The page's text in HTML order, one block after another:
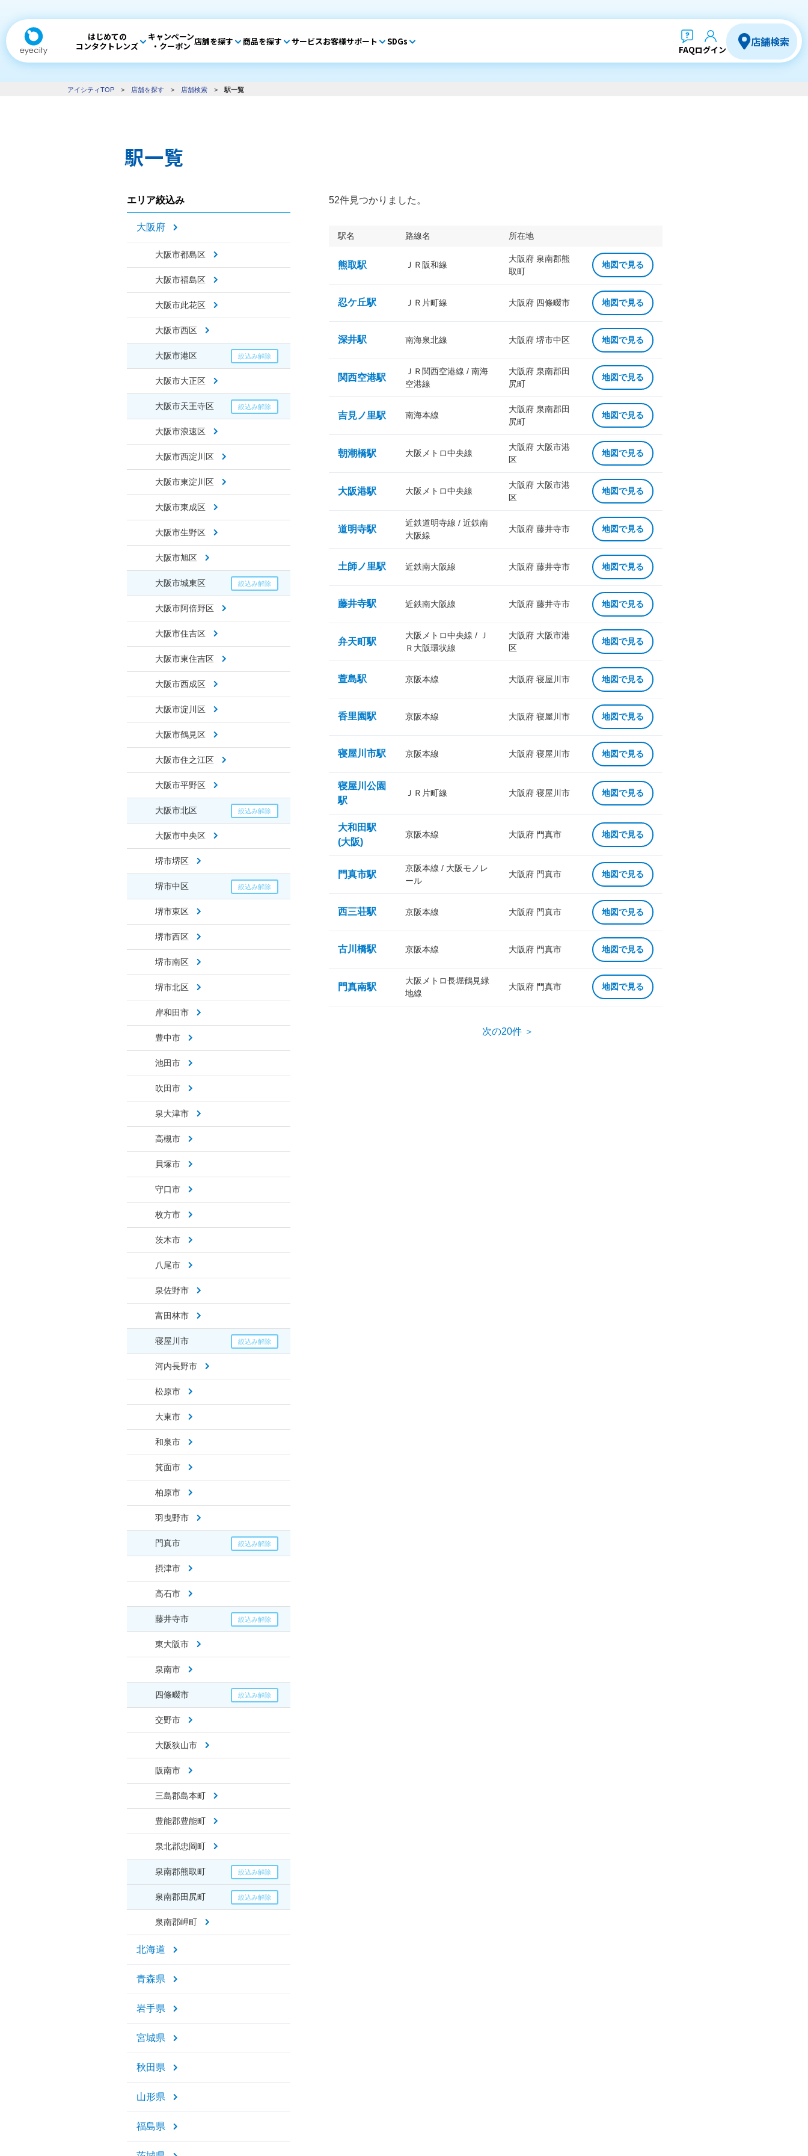
はじめての
コンタクトレンズ
キャンペーン
・クーポン 店舗を探す 商品を探す サービスお客様サポート SDGs
FAQログイン
店舗検索
アイシティTOP > 店舗を探す > 店舗検索 > 駅一覧
駅一覧
エリア絞込み
大阪府
大阪市都島区
大阪市福島区
大阪市此花区
大阪市西区
大阪市港区
大阪市大正区
大阪市天王寺区
大阪市浪速区
大阪市西淀川区
大阪市東淀川区
大阪市東成区
大阪市生野区
大阪市旭区
大阪市城東区
大阪市阿倍野区
大阪市住吉区
大阪市東住吉区
大阪市西成区
大阪市淀川区
大阪市鶴見区
大阪市住之江区
大阪市平野区
大阪市北区
大阪市中央区
堺市堺区
堺市中区
堺市東区
堺市西区
堺市南区
堺市北区
岸和田市
豊中市
池田市
吹田市
泉大津市
高槻市
貝塚市
守口市
枚方市
茨木市
八尾市
泉佐野市
富田林市
寝屋川市
河内長野市
松原市
大東市
和泉市
箕面市
柏原市
羽曳野市
門真市
摂津市
高石市
藤井寺市
東大阪市
泉南市
四條畷市
交野市
大阪狭山市
阪南市
三島郡島本町
豊能郡豊能町
泉北郡忠岡町
泉南郡熊取町
泉南郡田尻町
泉南郡岬町
北海道
青森県
岩手県
宮城県
秋田県
山形県
福島県
52件見つかりました。
駅名 路線名 所在地
熊取駅 ＪＲ阪和線
大阪府 泉南郡熊
取町
地図で見る
忍ケ丘駅 ＪＲ片町線 大阪府 四條畷市 地図で見る
深井駅 南海泉北線 大阪府 堺市中区 地図で見る
関西空港駅
ＪＲ関西空港線 / 南海
空港線
大阪府 泉南郡田
尻町
地図で見る
吉見ノ里駅 南海本線
大阪府 泉南郡田
尻町
地図で見る
朝潮橋駅 大阪メトロ中央線
大阪府 大阪市港
区
地図で見る
大阪港駅 大阪メトロ中央線
大阪府 大阪市港
区
地図で見る
道明寺駅
近鉄道明寺線 / 近鉄南
大阪線
大阪府 藤井寺市 地図で見る
土師ノ里駅 近鉄南大阪線 大阪府 藤井寺市 地図で見る
藤井寺駅 近鉄南大阪線 大阪府 藤井寺市 地図で見る
弁天町駅
大阪メトロ中央線 / Ｊ
Ｒ大阪環状線
大阪府 大阪市港
区
地図で見る
萱島駅 京阪本線 大阪府 寝屋川市 地図で見る
香里園駅 京阪本線 大阪府 寝屋川市 地図で見る
寝屋川市駅 京阪本線 大阪府 寝屋川市 地図で見る
寝屋川公園
駅
ＪＲ片町線 大阪府 寝屋川市 地図で見る
大和田駅
(大阪)
京阪本線 大阪府 門真市 地図で見る
門真市駅
京阪本線 / 大阪モノレ
ール
大阪府 門真市 地図で見る
西三荘駅 京阪本線 大阪府 門真市 地図で見る
古川橋駅 京阪本線 大阪府 門真市 地図で見る
門真南駅
大阪メトロ長堀鶴見緑
地線
大阪府 門真市 地図で見る
次の20件 ＞